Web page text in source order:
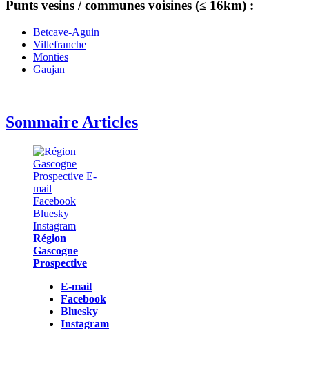
Punts vesins / communes voisines (≤ 16km) :
Betcave-Aguin
Villefranche
Monties
Gaujan
Sommaire Articles
Région
Gascogne
Prospective
E-mail
Facebook
Bluesky
Instagram